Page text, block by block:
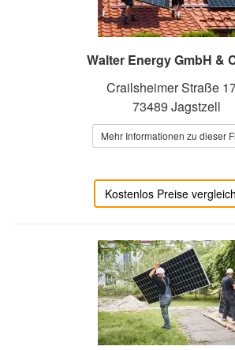
Walter Energy GmbH &
Crailsheimer Straße
73489 Jagstzell
Mehr Informationen zu dieser
Kostenlos Preise